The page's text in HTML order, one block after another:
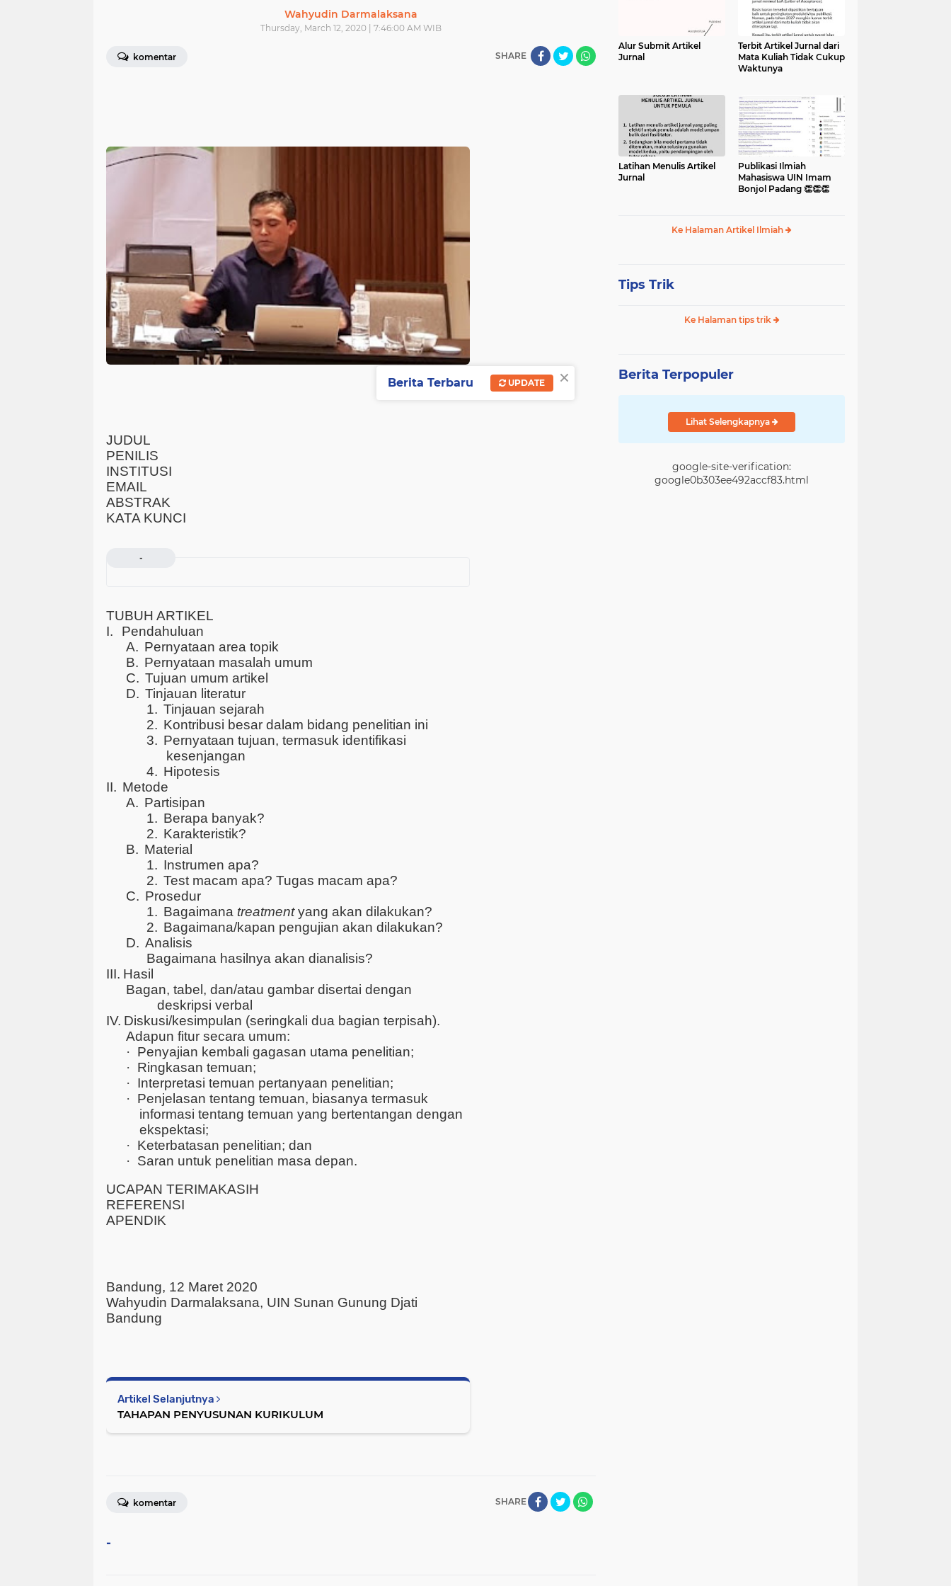
Wahyudin Darmalaksana
Thursday, March 12, 2020 | 7:46:00 AM WIB
komentar SHARE
JUDUL
PENILIS
INSTITUSI
EMAIL
ABSTRAK
KATA KUNCI
-
TUBUH ARTIKEL
I.
Pendahuluan
A. Pernyataan area topik
B. Pernyataan masalah umum
C. Tujuan umum artikel
D. Tinjauan literatur
1. Tinjauan sejarah
2. Kontribusi besar dalam bidang penelitian ini
3. Pernyataan tujuan, termasuk identifikasi
kesenjangan
4. Hipotesis
II. Metode
A. Partisipan
1. Berapa banyak?
2. Karakteristik?
B. Material
1. Instrumen apa?
2. Test macam apa? Tugas macam apa?
C. Prosedur
1. Bagaimana treatmentyang akan dilakukan?
2. Bagaimana/kapan pengujian akan dilakukan?
D. Analisis
Bagaimana hasilnya akan dianalisis?
III. Hasil
Bagan, tabel, dan/atau gambar disertai dengan
deskripsi verbal
IV. Diskusi/kesimpulan (seringkali dua bagian terpisah).
Adapun fitur secara umum:
· Penyajian kembali gagasan utama penelitian;
· Ringkasan temuan;
· Interpretasi temuan pertanyaan penelitian;
· Penjelasan tentang temuan, biasanya termasuk
informasi tentang temuan yang bertentangan dengan
ekspektasi;
· Keterbatasan penelitian; dan
· Saran untuk penelitian masa depan.
UCAPAN TERIMAKASIH
REFERENSI
APENDIK
Bandung, 12 Maret 2020
Wahyudin Darmalaksana, UIN Sunan Gunung Djati
Bandung
Artikel Selanjutnya
TAHAPAN PENYUSUNAN KURIKULUM
SHARE
komentar
-
Alur Submit Artikel
Jurnal
Terbit Artikel Jurnal dari
Mata Kuliah Tidak Cukup
Waktunya
Latihan Menulis Artikel
Jurnal
Publikasi Ilmiah
Mahasiswa UIN Imam
Bonjol Padang 👏👏👏
Ke Halaman Artikel Ilmiah
Tips Trik
Ke Halaman tips trik
Berita Terpopuler
Lihat Selengkapnya
google-site-verification:
google0b303ee492accf83.html
×
Berita Terbaru UPDATE